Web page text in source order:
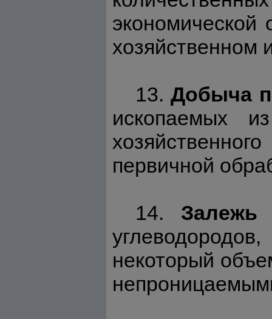
хозяйственном
13.Добыча
ископаемых
первичной
14. Залежь
некоторый